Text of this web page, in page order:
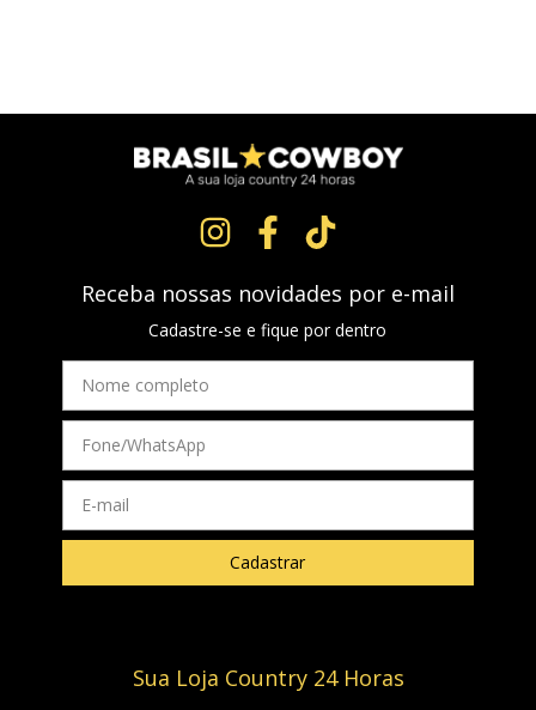
Receba nossas novidades por e-mail
Cadastre-se e fique por dentro
Sua Loja Country 24 Horas